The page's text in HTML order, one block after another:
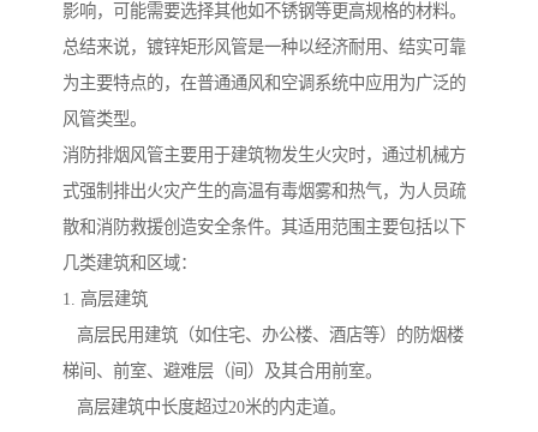
影响，可能需要选择其他如不锈钢等更高规格的材料。
总结来说，镀锌矩形风管是一种以经济耐用、结实可靠
为主要特点的，在普通通风和空调系统中应用为广泛的
风管类型。
消防排烟风管主要用于建筑物发生火灾时，通过机械方
式强制排出火灾产生的高温有毒烟雾和热气，为人员疏
散和消防救援创造安全条件。其适用范围主要包括以下
几类建筑和区域：
1. 高层建筑
高层民用建筑（如住宅、办公楼、酒店等）的防烟楼
梯间、前室、避难层（间）及其合用前室。
高层建筑中长度超过20米的内走道。